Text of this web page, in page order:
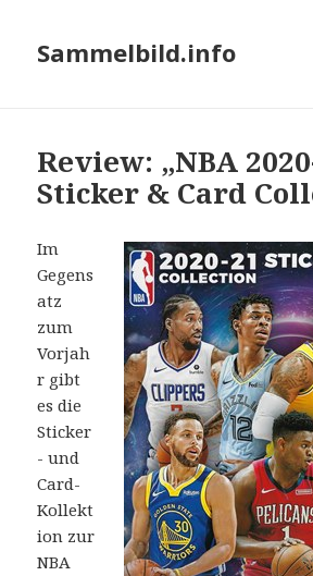
Sammelbild.info
Review: „NBA
Sticker & Card
Im
Gegens
atz
zum
Vorjah
r gibt
es die
Sticker
- und
Card-
Kollekt
ion zur
NBA